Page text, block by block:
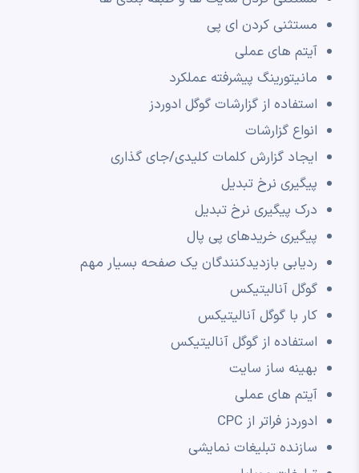
مستثنی کردن ای پی
آیتم های عملی
مانیتورینگ پیشرفته عملکرد
استفاده از گزارشات گوگل ادوردز
انواع گزارشات
ایجاد گزارش کلمات کلیدی/جای گذاری
پیگیری نرخ تبدیل
درک پیگیری نرخ تبدیل
پیگیری خریدهای پی پال
ردیابی بازدیدکنندگان یک صفحه بسیار مهم
گوگل آنالیتیکس
کار با گوگل آنالیتیکس
استفاده از گوگل آنالیتیکس
بهینه ساز سایت
آیتم های عملی
ادوردز فراتر از CPC
سازنده تبلیغات نمایشی